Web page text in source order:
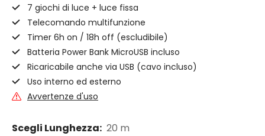
7 giochi di luce + luce fissa
Telecomando multifunzione
Timer 6h on / 18h off (escludibile)
Batteria Power Bank MicroUSB incluso
Ricaricabile anche via USB (cavo incluso)
Uso interno ed esterno
Avvertenze d'uso
Scegli Lunghezza: 20 m